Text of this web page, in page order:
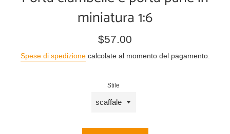
miniatura 1:6
Prezzo
listino
$57.00
Spese di spedizionecalcolate al momento del pagamento.
Stile